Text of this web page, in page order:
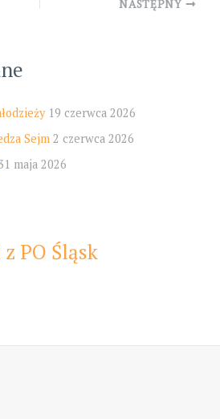
NASTĘPNY
19 czerwca 2026
Sejm 2 czerwca 2026
maja 2026
PO Śląsk